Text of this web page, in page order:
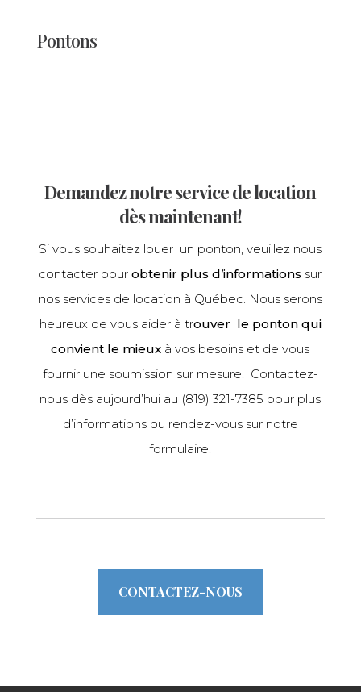
Pontons
Demandez notre service de location
dès maintenant!
Si vous souhaitez louer un ponton, veuillez nous
contacter pourobtenir plus d’informations sur
nos services de location à Québec. Nous serons
heureux de vous aider à trouver le ponton qui
convient le mieux à vos besoins et de vous
fournir une soumission sur mesure. Contactez-
nous dès aujourd’hui au (819) 321-7385 pour plus
d’informations ou rendez-vous sur notre
formulaire.
CONTACTEZ-NOUS